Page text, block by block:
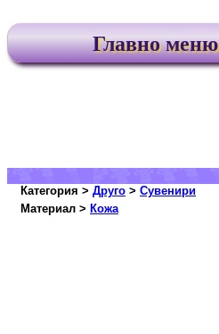
Главно меню
Категория > Друго > Сувенири
Материал > Кожа